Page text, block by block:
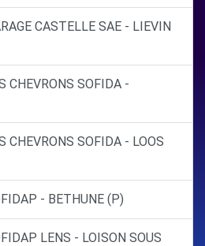
CASTELLE SAE - LIEVIN
CHEVRONS SOFIDA -
SOFIDA - LOOS
- BETHUNE (P)
LENS - LOISON SOUS